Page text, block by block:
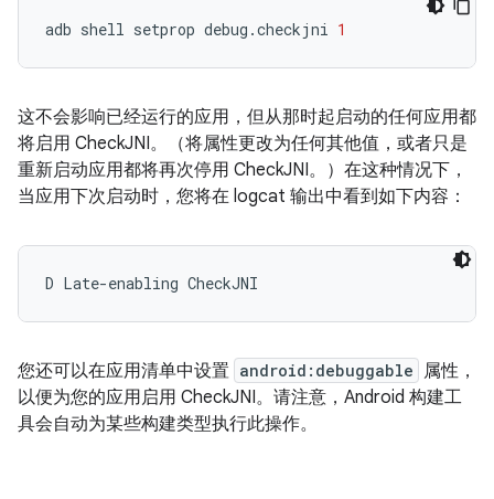
adb shell setprop debug.checkjni 1
这不会影响已经运行的应用，但从那时起启动的任何应用都
将启用 CheckJNI。（将属性更改为任何其他值，或者只是
重新启动应用都将再次停用 CheckJNI。）在这种情况下，
当应用下次启动时，您将在 logcat 输出中看到如下内容：
D Late-enabling CheckJNI
您还可以在应用清单中设置 android:debuggable 属性，
以便为您的应用启用 CheckJNI。请注意，Android 构建工
具会自动为某些构建类型执行此操作。